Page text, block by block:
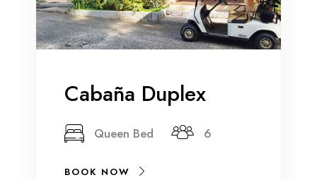
Cabaña Duplex
Queen Bed 6
BOOK NOW